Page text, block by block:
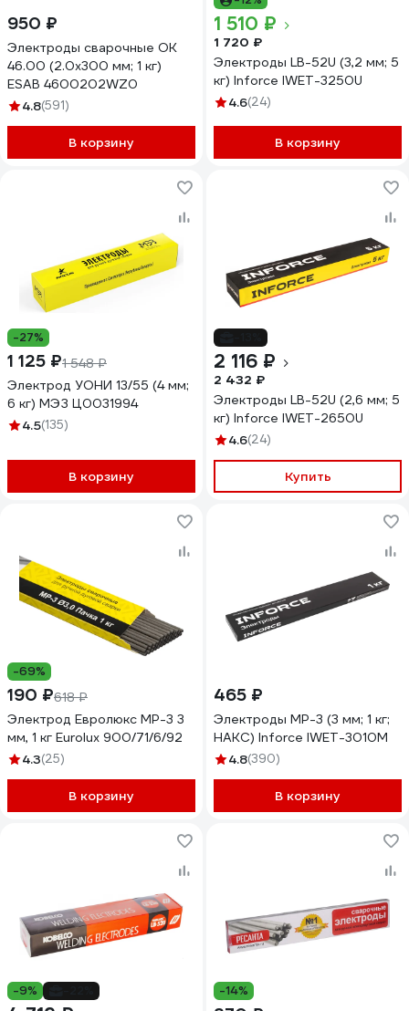
950 ₽
Электроды сварочные OK
46.00 (2.0х300 мм; 1 кг)
ESAB 4600202WZ0
4.8(591)
В корзину
1 510 ₽
1 720 ₽
Электроды LB-52U (3,2 мм; 5
кг) Inforce IWET-3250U
4.6(24)
В корзину
-27%
1 125 ₽1 548 ₽
Электрод УОНИ 13/55 (4 мм;
6 кг) МЭЗ Ц0031994
4.5(135)
В корзину
2 116 ₽
2 432 ₽
Электроды LB-52U (2,6 мм; 5
кг) Inforce IWET-2650U
4.6(24)
Купить
-69%
190 ₽618 ₽
Электрод Евролюкс МР-3 3
мм, 1 кг Eurolux 900/71/6/92
4.3(25)
В корзину
465 ₽
Электроды МР-3 (3 мм; 1 кг;
НАКС) Inforce IWET-3010M
4.8(390)
В корзину
-9% -14%